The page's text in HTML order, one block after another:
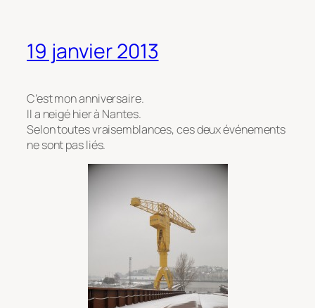
19 janvier 2013
C’est mon anniversaire.
Il a neigé hier à Nantes.
Selon toutes vraisemblances, ces deux événements
ne sont pas liés.